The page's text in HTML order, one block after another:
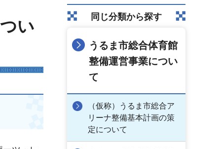
い 同じ分類から探す
うるま市総合体育館
整備運営事業につい
て
（仮称）うるま市総合ア
リーナ整備基本計画の策
定について